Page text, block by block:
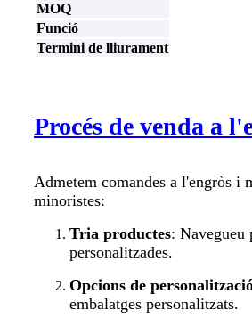
MOQ
Funció
Termini de lliurament
Procés de venda a
Admetem comandes a l'engròs i
minoristes:
Tria productes: Navegueu
personalitzades.
Opcions de
embalatges personalitzats.